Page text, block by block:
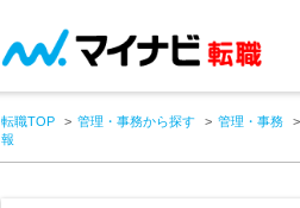
転職TOP 管理・事務から探す
管理・事務
報